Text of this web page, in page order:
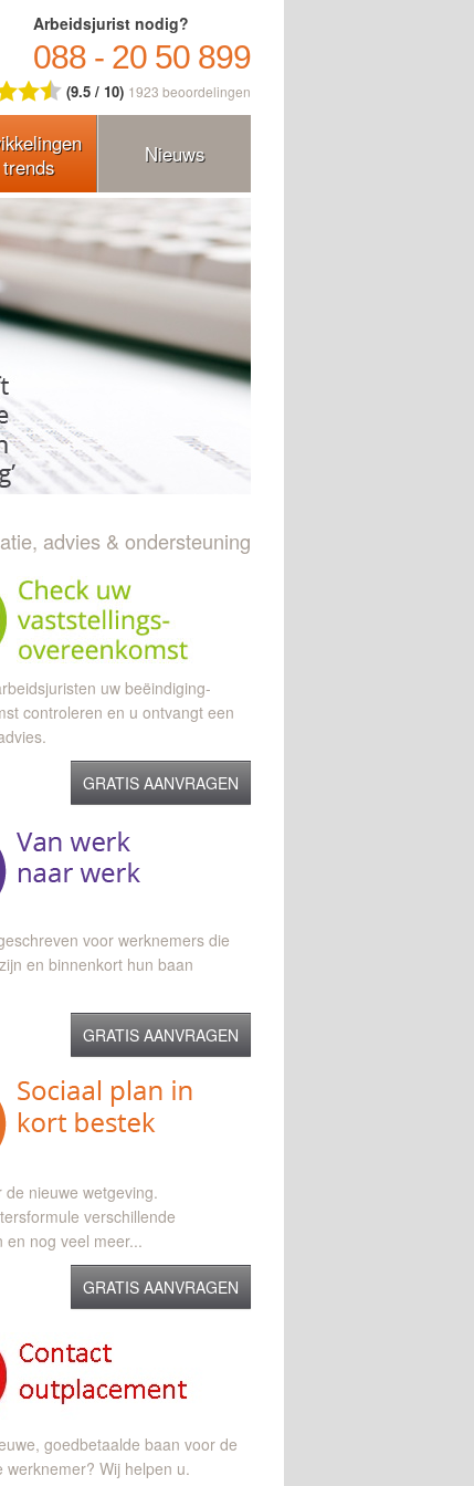
Arbeidsjurist nodig?
088 - 20 50 899
(9.5 / 10) 1923 beoordelingen
Nieuws
advies & ondersteuning
uw beëindiging-
controleren en u ontvangt een
GRATIS AANVRAGEN
voor werknemers die
en binnenkort hun baan
GRATIS AANVRAGEN
de nieuwe wetgeving.
verschillende
en nog veel meer...
GRATIS AANVRAGEN
goedbetaalde baan voor de
werknemer? Wij helpen u.